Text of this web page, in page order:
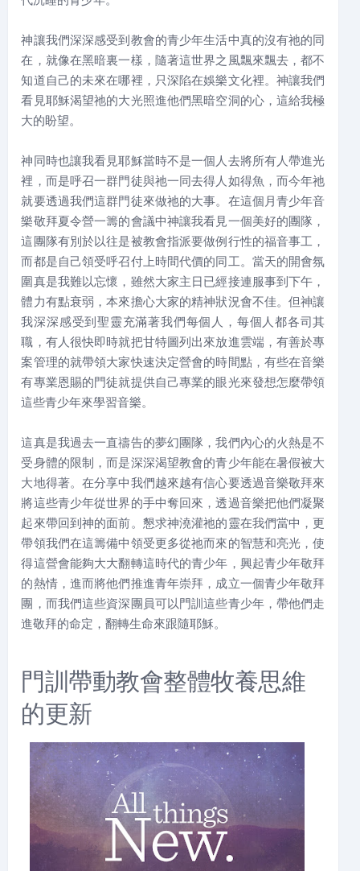
神讓我們深深感受到教會的青少年生活中真的沒有祂的同
在，就像在黑暗裏一樣，隨著這世界之風飄來飄去，都不
知道自己的未來在哪裡，只深陷在娛樂文化裡。神讓我們
看見耶穌渴望祂的大光照進他們黑暗空洞的心，這給我極
大的盼望。
神同時也讓我看見耶穌當時不是一個人去將所有人帶進光
裡，而是呼召一群門徒與祂一同去得人如得魚，而今年祂
就要透過我們這群門徒來做祂的大事。在這個月青少年音
樂敬拜夏令營一籌的會議中神讓我看見一個美好的團隊，
這團隊有別於以往是被教會指派要做例行性的福音事工，
而都是自己領受呼召付上時間代價的同工。當天的開會氛
圍真是我難以忘懷，雖然大家主日已經接連服事到下午，
體力有點衰弱，本來擔心大家的精神狀況會不佳。但神讓
我深深感受到聖靈充滿著我們每個人，每個人都各司其
職，有人很快即時就把甘特圖列出來放進雲端，有善於專
案管理的就帶領大家快速決定營會的時間點，有些在音樂
有專業恩賜的門徒就提供自己專業的眼光來發想怎麼帶領
這些青少年來學習音樂。
這真是我過去一直禱告的夢幻團隊，我們內心的火熱是不
受身體的限制，而是深深渴望教會的青少年能在暑假被大
大地得著。在分享中我們越來越有信心要透過音樂敬拜來
將這些青少年從世界的手中奪回來，透過音樂把他們凝聚
起來帶回到神的面前。懇求神澆灌祂的靈在我們當中，更
帶領我們在這籌備中領受更多從祂而來的智慧和亮光，使
得這營會能夠大大翻轉這時代的青少年，興起青少年敬拜
的熱情，進而將他們推進青年崇拜，成立一個青少年敬拜
團，而我們這些資深團員可以門訓這些青少年，帶他們走
進敬拜的命定，翻轉生命來跟隨耶穌。
門訓帶動教會整體牧養思維
的更新